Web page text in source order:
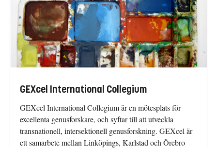
GEXcel International Collegium
GEXcel International Collegium är en mötesplats för
excellenta genusforskare, och syftar till att utveckla
transnationell, intersektionell genusforskning. GEXcel är
ett samarbete mellan Linköpings, Karlstad och Örebro